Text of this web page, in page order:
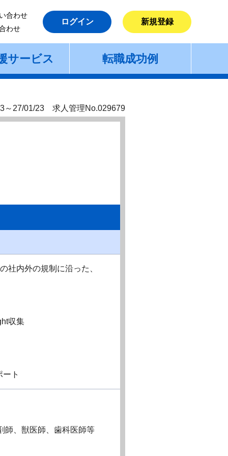
合わせ
わせ
ログイン 新規登録
サービス 転職成功例
～27/01/23 求人管理No.029679
社内外の規制に沿った、
収集
ト
師、獣医師、歯科医師等